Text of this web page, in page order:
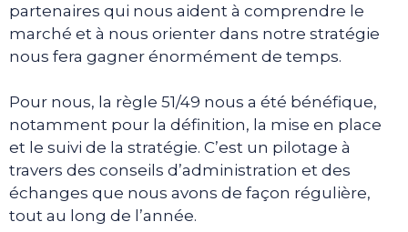
partenaires qui nous aident à comprendre le
marché et à nous orienter dans notre stratégie
nous fera gagner énormément de temps.
Pour nous, la règle 51/49 nous a été bénéfique,
notamment pour la définition, la mise en place
et le suivi de la stratégie. C’est un pilotage à
travers des conseils d’administration et des
échanges que nous avons de façon régulière,
tout au long de l’année.